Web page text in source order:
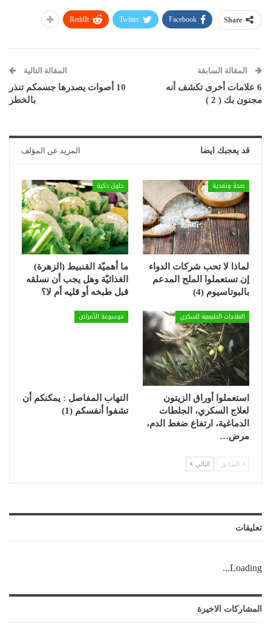
Share
Facebook
Twitter
ReddIt
المقالة السابقة
6 علامات أخرى تكشف أنه
مجنون بك ( 2 )
المقالة التالية
10 أصوات يصدرها جسمكم تنذر
بالخطر
قد يعجبك ايضا المزيد عن المؤلف
صحة وتغذية
لماذا لا تحب شركات الدواء
إن تستعملوا الملح المدعم
بالبوتاسيوم (4)
حلول ذكية
ما أهميّة القنبيط (الزهرة)
الغذائيّة وهل يجب أن نسلقه
قبل طبخه أو قليه أم لا؟
العلاجات الطبيعية للسكري
استعملوا أوراق الزيتون
لعلاج السكري، الجلطات
الدماغية، ارتفاع ضغط الدم،
مرض…
موسوعة الأمراض
التهاب المفاصل : يمكنكم أن
تشفوا أنفسكم (1)
السابق التالي
تعليقات
Loading...
المشاركات الاخيرة